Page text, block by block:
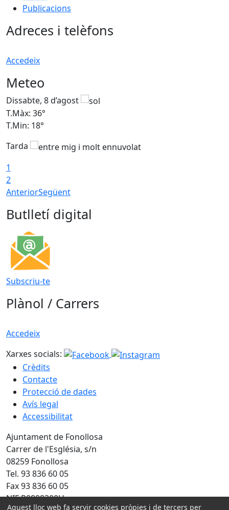
Publicacions
Adreces i telèfons
Accedeix
Meteo
Dissabte, 8 d’agost
T.Màx: 36°
T.Min: 18°
Tarda
1
2
AnteriorSegüent
Butlletí digital
Subscriu-te
Plànol / Carrers
Accedeix
Xarxes socials:
Crèdits
Contacte
Protecció de dades
Avís legal
Accessibilitat
Ajuntament de Fonollosa
Carrer de l'Església, s/n
08259 Fonollosa
Tel. 93 836 60 05
Fax 93 836 60 05
NIF P0808300H
Aquest lloc web fa servir cookies pròpies i de tercers per